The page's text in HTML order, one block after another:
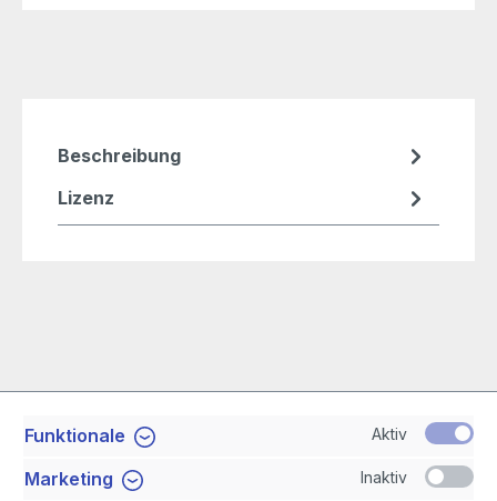
Beschreibung
Lizenz
Service-Hotline
Funktionale Aktiv
Marketing Inaktiv